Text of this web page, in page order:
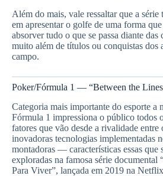
Além do mais, vale ressaltar que a série
em apresentar o golfe de uma forma
absorver tudo o que se passa diante das
muito além de títulos ou conquistas dos
campo.
Poker/Fórmula 1 — “Between the
Categoria mais importante do esporte a
Fórmula 1 impressiona o público todos
fatores que vão desde a rivalidade entre
inovadoras tecnologias implementadas
montadoras — características essas que
exploradas na famosa série
Para Viver”, lançada em 2019 na